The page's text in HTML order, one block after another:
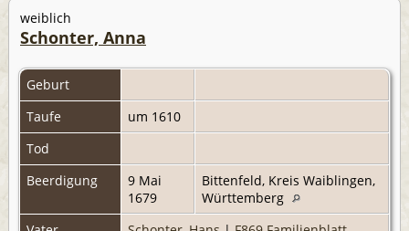
weiblich
Schonter, Anna
Geburt
Taufe
um 1610
Tod
Beerdigung
9 Mai
1679
Bittenfeld, Kreis Waiblingen,
Württemberg